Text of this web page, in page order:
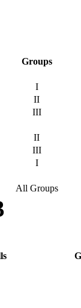
Groups
I
II
III
II
III
I
All Groups